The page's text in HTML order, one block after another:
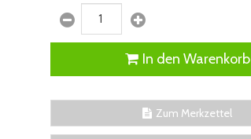
In den Warenkorb
Zum Merkzettel